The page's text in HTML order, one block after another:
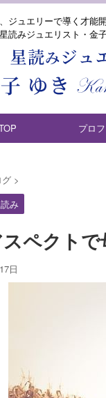
ジュエリーで導く才能
読みジュエリスト・金
プロ
グ >
み
ペクト
日